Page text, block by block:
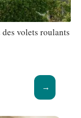
volets roulants